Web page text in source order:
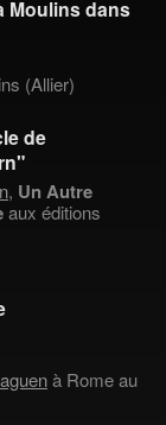
Moulins dans
(Allier)
de
, Un Autre
aux éditions
à Rome au